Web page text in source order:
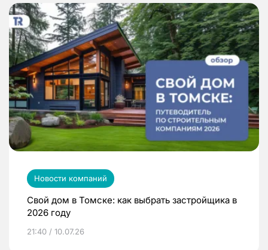
Новости компаний
Свой дом в Томске: как выбрать застройщика в
2026 году
21:40 / 10.07.26